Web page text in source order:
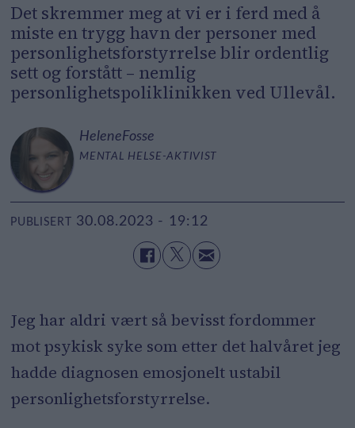
Det skremmer meg at vi er i ferd med å
miste en trygg havn der personer med
personlighetsforstyrrelse blir ordentlig
sett og forstått – nemlig
personlighetspoliklinikken ved Ullevål.
HeleneFosse
MENTAL HELSE-AKTIVIST
PUBLISERT 30.08.2023 - 19:12
Jeg har aldri vært så bevisst fordommer
mot psykisk syke som etter det halvåret jeg
hadde diagnosen emosjonelt ustabil
personlighetsforstyrrelse.